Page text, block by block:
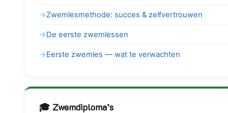
Zwemlesmethode: succes & zelfvertrouwen
De eerste zwemlessen
Eerste zwemles — wat te verwachten
🎓 Zwemdiploma’s